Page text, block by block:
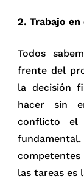
2. Trabajo en
Todos
frente del
la decisión
hacer sin
conflicto el
las tareas es